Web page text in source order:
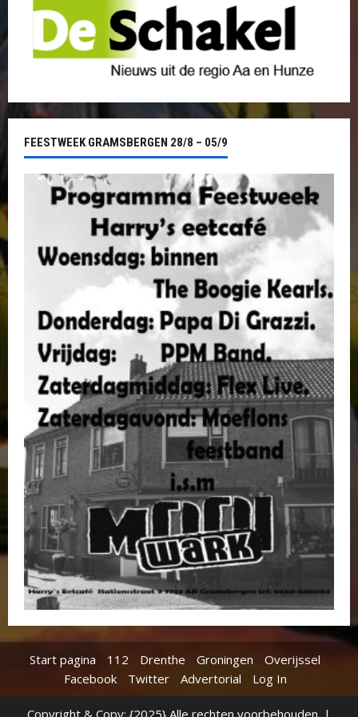
FEESTWEEK GRAMSBERGEN 28/8 – 05/9
Start pagina 112 Drenthe Groningen
Overijssel
Facebook
Twitter Advertorial Log In